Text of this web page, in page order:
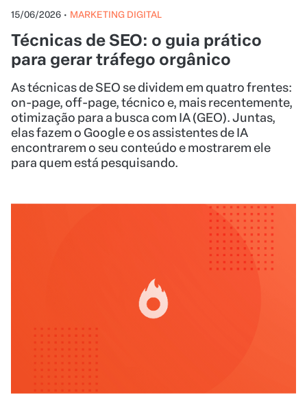
15/06/2026 • MARKETING DIGITAL
Técnicas de SEO: o guia prático
para gerar tráfego orgânico
As técnicas de SEO se dividem em quatro frentes:
on-page, off-page, técnico e, mais recentemente,
otimização para a busca com IA (GEO). Juntas,
elas fazem o Google e os assistentes de IA
encontrarem o seu conteúdo e mostrarem ele
para quem está pesquisando.